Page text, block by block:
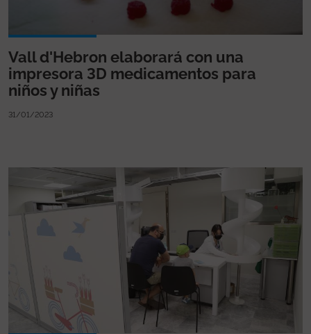
Vall d'Hebron elaborará con una
impresora 3D medicamentos para
niños y niñas
31/01/2023